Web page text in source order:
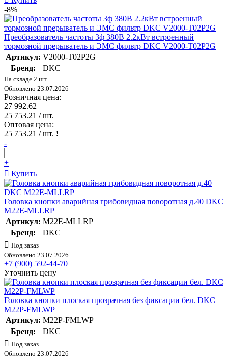
-8%
Преобразователь частоты 3ф 380В 2.2кВт встроенный
тормозной прерыватель и ЭМС фильтр DKC V2000-T02P2G
Артикул: V2000-T02P2G
Бренд:
DKC
На складе 2 шт.
Обновлено 23.07.2026
Розничная цена:
27 992.62
25 753.21 / шт.
Оптовая цена:
25 753.21 / шт. !
-
+
Купить
Головка кнопки аварийная грибовидная поворотная д.40 DKC
M22E-MLLRP
Артикул: M22E-MLLRP
Бренд:
DKC
Под заказ
Обновлено 23.07.2026
+7 (900) 592-44-70
Уточнить цену
Головка кнопки плоская прозрачная без фиксации бел. DKC
M22P-FMLWP
Артикул: M22P-FMLWP
Бренд:
DKC
Под заказ
Обновлено 23.07.2026